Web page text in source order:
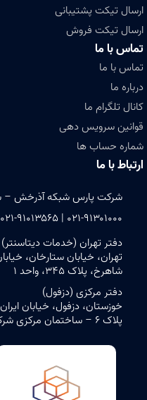
ارسال تیکت پشتیبانی
ارسال تیکت فروش
تماس با ما
تماس با ما
درباره ما
کانال تلگرام ما
قوانین سرویس دهی
شماره حساب ها
ارتباط با ما
شرکت پارس شبکه آذرخش –
۰۲۱-۹۱۳۰۱۰۰۰ | ۰۲۱-۹۱۰۱۳۵۶۵ | ۰۲۱-۹۱۰۱۴۵۶۵
دفتر تهران (خدمات دیتاسنتر)
تهران، خیابان ستارخان،
شاهرخ، پلاک ۳۴۵، واحد ۱
دفتر مرکزی (دزفول)
خوزستان، دزفول، خیابان
پلاک ۶ – ساختمان مرکزی شرکت پارس شبکه آذرخش